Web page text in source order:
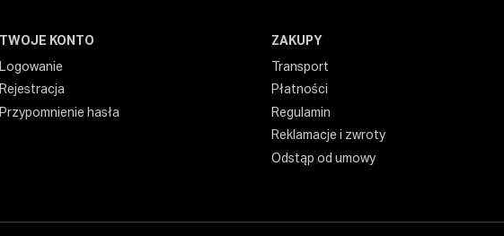
TWOJE KONTO
Logowanie
Rejestracja
Przypomnienie hasła
ZAKUPY
Transport
Płatności
Regulamin
Reklamacje i zwroty
Odstąp od umowy